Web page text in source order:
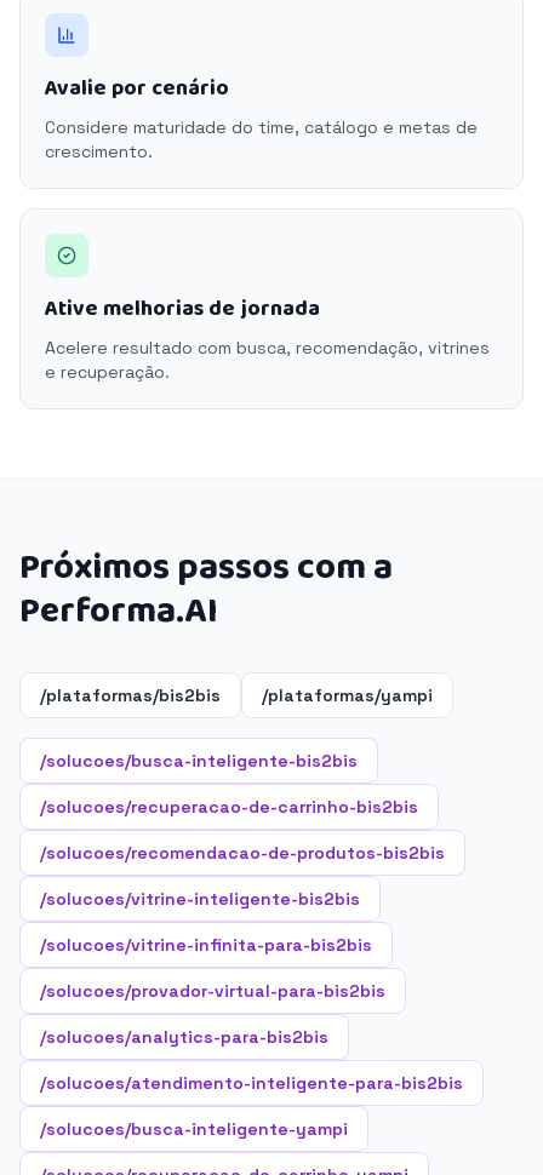
Avalie por cenário
Considere maturidade do time, catálogo e metas de
crescimento.
Ative melhorias de jornada
Acelere resultado com busca, recomendação, vitrines
e recuperação.
Próximos passos com a
Performa.AI
/plataformas/bis2bis /plataformas/yampi
/solucoes/busca-inteligente-bis2bis
/solucoes/recuperacao-de-carrinho-bis2bis
/solucoes/recomendacao-de-produtos-bis2bis
/solucoes/vitrine-inteligente-bis2bis
/solucoes/vitrine-infinita-para-bis2bis
/solucoes/provador-virtual-para-bis2bis
/solucoes/analytics-para-bis2bis
/solucoes/atendimento-inteligente-para-bis2bis
/solucoes/busca-inteligente-yampi